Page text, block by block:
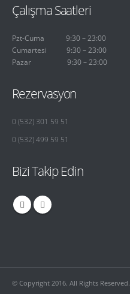
Çalışma Saatleri
Pzt-Cuma 9:30 – 23:00
Cumartesi 9:30 – 23:00
Pazar 9:30 – 23:00
Rezervasyon
0 (532) 301 59 51
0 (532) 499 59 51
Bizi Takip Edin
© Copyright 2016. All Rights Reserved.